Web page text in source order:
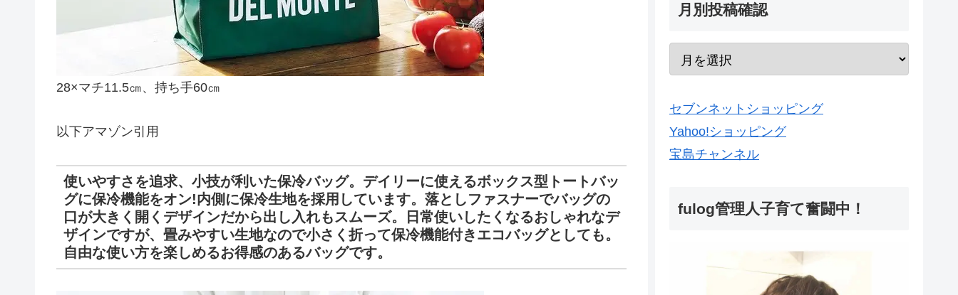
28×マチ11.5㎝、持ち手60㎝
以下アマゾン引用
使いやすさを追求、小技が利いた保冷バッグ。デイリーに使えるボックス型トートバッ
グに保冷機能をオン!内側に保冷生地を採用しています。落としファスナーでバッグの
口が大きく開くデザインだから出し入れもスムーズ。日常使いしたくなるおしゃれなデ
ザインですが、畳みやすい生地なので小さく折って保冷機能付きエコバッグとしても。
自由な使い方を楽しめるお得感のあるバッグです。
月別投稿確認
セブンネットショッピング
Yahoo!ショッピング
宝島チャンネル
fulog管理人子育て奮闘中！